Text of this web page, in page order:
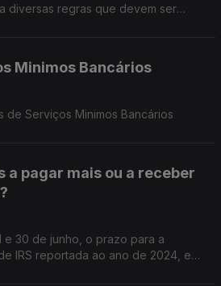
diversas regras que devem ser
Minimos Bancários
Hoje falamos das Contas de Serviços Minimos Bancários
a pagar mais ou a receber
e 30 de junho, o prazo para a
IRS reportada ao ano de 2024, e